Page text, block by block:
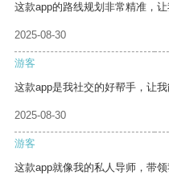
这款app的路线规划非常精准，让
2025-08-30
游客
这款app是我社交的好帮手，让
2025-08-30
游客
这款app就像我的私人导师，带领